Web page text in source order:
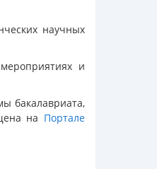
научных
и
бакалавриата,
на Портале